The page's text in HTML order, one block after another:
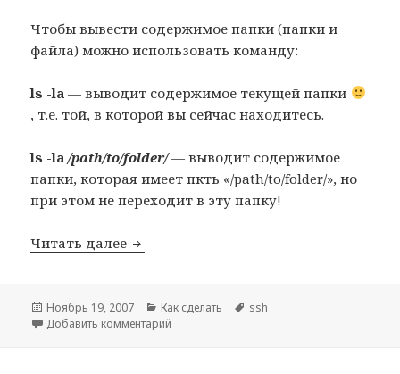
Чтобы вывести содержимое папки (папки и
файла) можно использовать команду:
ls -la — выводит содержимое текущей папки
, т.е. той, в которой вы сейчас находитесь.
ls -la/path/to/folder/— выводит содержимое
папки, которая имеет пкть «/path/to/folder/», но
при этом не переходит в эту папку!
Читать далее Как посмотреть содержимое папки
Опубликовано
Ноябрь 19, 2007 Рубрики
Как сделать Метки
ssh
Добавить комментарий